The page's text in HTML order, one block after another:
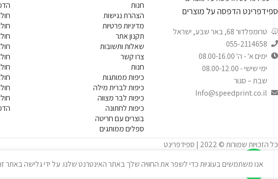
ספידפרינט הדפסה על מוצרים
טרומפלדור 68, באר שבע, ישראל
055-2114658
ימים א' - ה' 08.00-16.00
ימי שישי - 08.00-12.00
שבת – סגור
Info@speedprint.co.il
חנות
הצהרת נגישות
מדיניות פרטיות
תקנון אתר
שאלות ותשובות
צרו קשר
חנות
כיפות ממותגות
כיפות לברית מילה
כיפות לבר מצווה
כיפות לחתונה
בוצרים עם חריטה
ספלים ממותגים
כל הזכויות שמורות © 2022 | ספידפרינט
אנו משתמשים בעוגיות כדי לשפר את החוויה שלך באתר האינטרנט שלנו. על ידי גלישה באתר